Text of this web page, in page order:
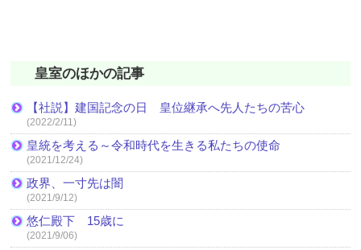
皇室のほかの記事
【社説】建国記念の日 皇位継承へ先人たちの苦心
(2022/2/11)
皇統を考える～令和時代を生きる私たちの使命
(2021/12/24)
政界、一寸先は闇
(2021/9/12)
悠仁殿下 15歳に
(2021/9/06)